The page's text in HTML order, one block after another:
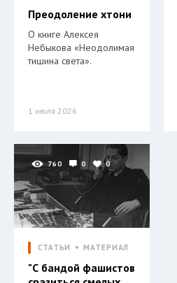
Преодоление хтони
О книге Алексея
Небыкова «Неодолимая
тишина света».
1 июля 2026
760 0 0
СТАТЬИ МАТЕРИАЛ
"С бандой фашистов